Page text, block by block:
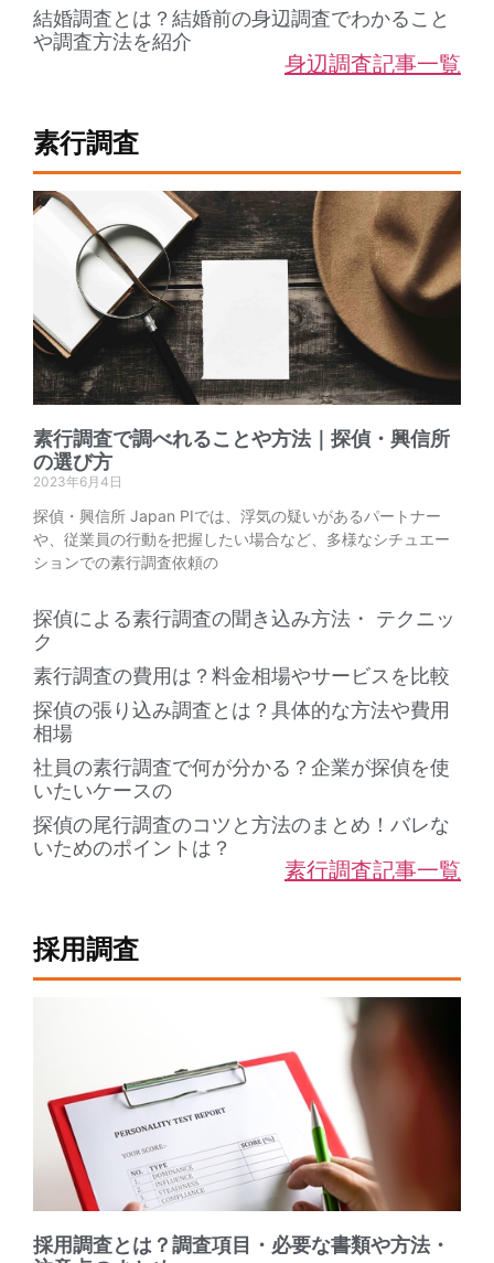
結婚調査とは？結婚前の身辺調査でわかること
や調査方法を紹介
身辺調査記事一覧
素行調査
素行調査で調べれることや方法｜探偵・興信所
の選び方
2023年6月4日
探偵・興信所 Japan PIでは、浮気の疑いがあるパートナー
や、従業員の行動を把握したい場合など、多様なシチュエー
ションでの素行調査依頼の
探偵による素行調査の聞き込み方法・ テクニッ
ク
素行調査の費用は？料金相場やサービスを比較
探偵の張り込み調査とは？具体的な方法や費用
相場
社員の素行調査で何が分かる？企業が探偵を使
いたいケースの
探偵の尾行調査のコツと方法のまとめ！バレな
いためのポイントは？
素行調査記事一覧
採用調査
採用調査とは？調査項目・必要な書類や方法・